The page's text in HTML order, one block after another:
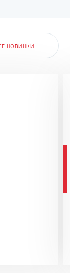
НОВИНКИ